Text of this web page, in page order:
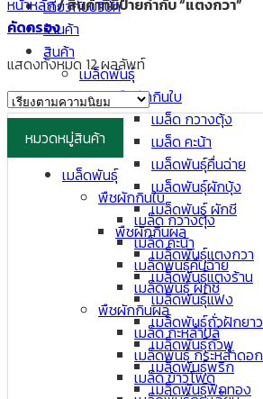
เกี่ยวกับบริษัท
ร้านค้า
สินค้า
เมล็ดพันธุ์
พืชผักกินใบ
เมล็ด กวางตุ้ง
เมล็ด คะน้า
เมล็ดพันธุ์คื่นฉ่าย
เมล็ดพันธุ์ผักบุ้ง
เมล็ดพันธุ์ ผักชี
พืชผักกินผล
เมล็ดพันธุ์แตงกวา
เมล็ดพันธุ์แตงร้าน
เมล็ดพันธุ์แฟง
เมล็ดพันธุ์ถั่วฝักยาว
เมล็ดพันธุ์ถั่วพู
เมล็ดพันธุ์พริก
เมล็ดพันธุ์ฟักทอง
หน้าหลัก/สินค้าที่มีป้ายกำกับ “แตงกวา”
คัดกรอง
แสดงทั้งหมด 12 ผลลัพท์
หมวดหมู่สินค้า
เมล็ดพันธุ์
พืชผักกินใบ
เมล็ด กวางตุ้ง
เมล็ด คะน้า
เมล็ดพันธุ์คื่นฉ่าย
เมล็ดพันธุ์ ผักชี
พืชผักกินผล
เมล็ด กะหล่ำปลี
เมล็ดพันธุ์ กระหล่ำดอก
เมล็ด ข้าวโพด